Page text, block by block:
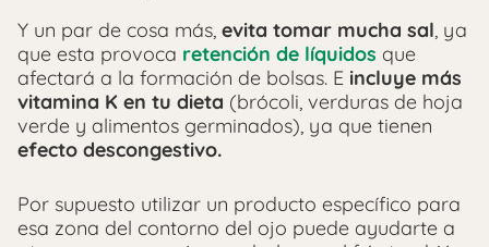
Y un par de cosa más, evita tomar mucha sal, ya
que esta provoca retención de líquidos que
afectará a la formación de bolsas. E incluye más
vitamina K en tu dieta (brócoli, verduras de hoja
verde y alimentos germinados), ya que tienen
efecto descongestivo.
Por supuesto utilizar un producto específico para
esa zona del contorno del ojo puede ayudarte a